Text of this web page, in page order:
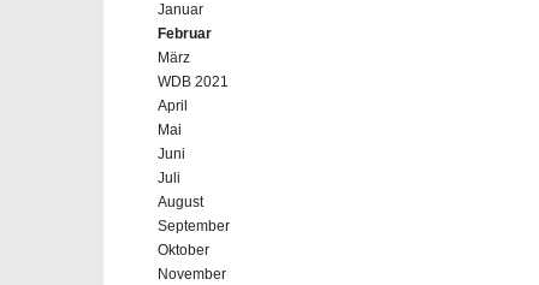
Januar
Februar
März
WDB 2021
April
Mai
Juni
Juli
August
September
Oktober
November